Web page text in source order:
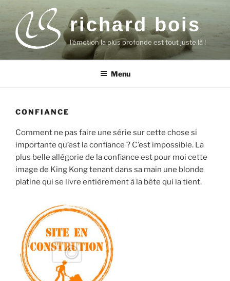
au
contenu
principal
richard bois
l'émotion la plus profonde est tout juste là !
Menu
CONFIANCE
Comment ne pas faire une série sur cette chose si
importante qu’est la confiance ? C’est impossible. La
plus belle allégorie de la confiance est pour moi cette
image de King Kong tenant dans sa main une blonde
platine qui se livre entièrement à la bête qui la tient.